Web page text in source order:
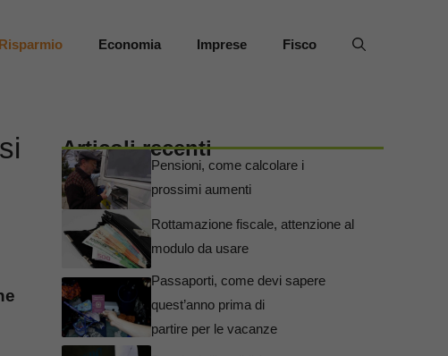
Risparmio Economia Imprese Fisco
Articoli recenti
Pensioni, come calcolare i
prossimi aumenti
Rottamazione fiscale, attenzione al
modulo da usare
Passaporti, come devi sapere
quest’anno prima di
partire per le vacanze